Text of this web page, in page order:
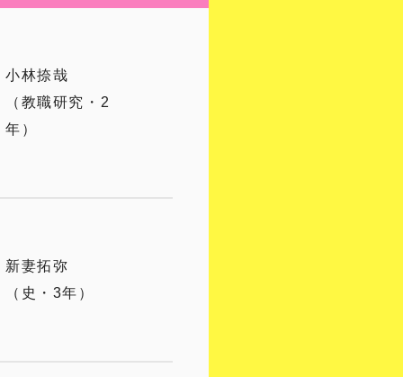
小林捺哉
（教職研究・2
年）
新妻拓弥
（史・3年）